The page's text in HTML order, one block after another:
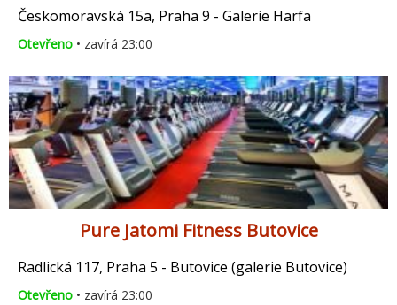
Českomoravská 15a, Praha 9 - Galerie Harfa
Otevřeno • zavírá 23:00
Pure Jatomi Fitness Butovice
Radlická 117, Praha 5 - Butovice (galerie Butovice)
Otevřeno • zavírá 23:00